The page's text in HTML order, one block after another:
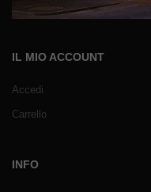
IL MIO ACCOUNT
Accedi
Carrello
INFO